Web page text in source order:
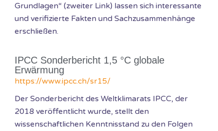
Grundlagen“ (zweiter Link) lassen sich interessante
und verifizierte Fakten und Sachzusammenhänge
erschließen.
IPCC Sonderbericht 1,5 °C globale
Erwärmung
https://www.ipcc.ch/sr15/
Der Sonderbericht des Weltklimarats IPCC, der
2018 veröffentlicht wurde, stellt den
wissenschaftlichen Kenntnisstand zu den Folgen